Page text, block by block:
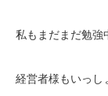
私もまだまだ勉強
経営者様もいっし